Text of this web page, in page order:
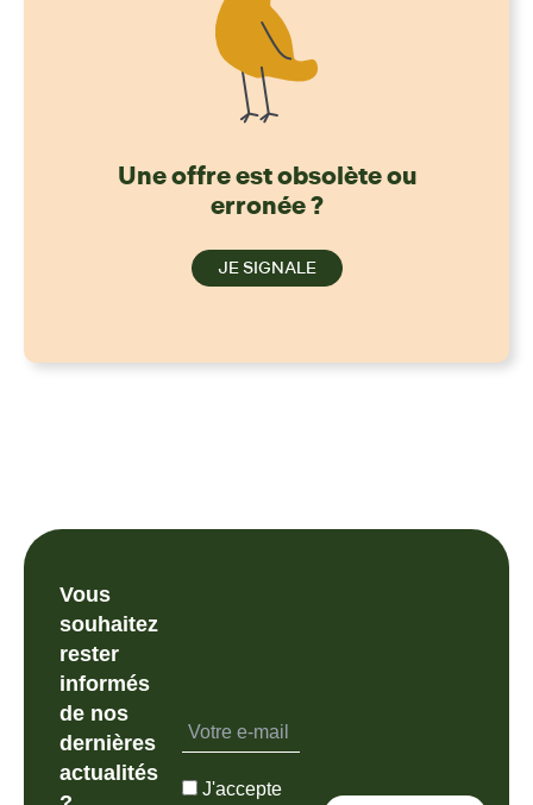
Une offre est obsolète ou
erronée ?
JE SIGNALE
Vous
souhaitez
rester
informés
de nos
dernières
actualités
J'accepte